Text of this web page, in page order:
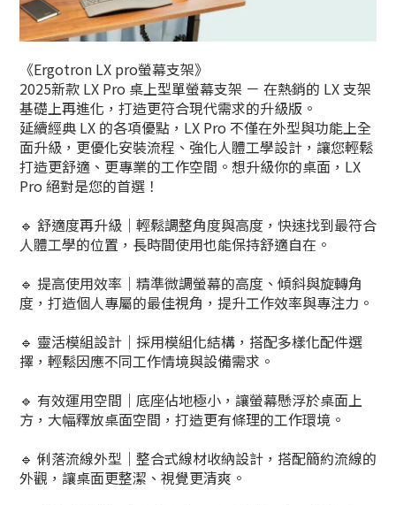
《Ergotron LX pro螢幕支架》
2025新款 LX Pro 桌上型單螢幕支架 － 在熱銷的 LX 支架
基礎上再進化，打造更符合現代需求的升級版。
延續經典 LX 的各項優點，LX Pro 不僅在外型與功能上全
面升級，更優化安裝流程、強化人體工學設計，讓您輕鬆
打造更舒適、更專業的工作空間。想升級你的桌面，LX
Pro 絕對是您的首選！
🔹 舒適度再升級｜ 輕鬆調整角度與高度，快速找到最符合
人體工學的位置，長時間使用也能保持舒適自在。
🔹 提高使用效率｜ 精準微調螢幕的高度、傾斜與旋轉角
度，打造個人專屬的最佳視角，提升工作效率與專注力。
🔹 靈活模組設計｜ 採用模組化結構，搭配多樣化配件選
擇，輕鬆因應不同工作情境與設備需求。
🔹 有效運用空間｜ 底座佔地極小，讓螢幕懸浮於桌面上
方，大幅釋放桌面空間，打造更有條理的工作環境。
🔹 俐落流線外型｜ 整合式線材收納設計，搭配簡約流線的
外觀，讓桌面更整潔、視覺更清爽。